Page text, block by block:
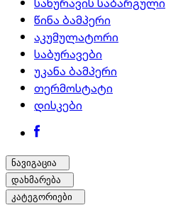
წინა ბამპერი
აკუმულატორი
საბურავები
უკანა ბამპერი
თერმოსტატი
დისკები
ნავიგაცია
დახმარება
კატეგორიები